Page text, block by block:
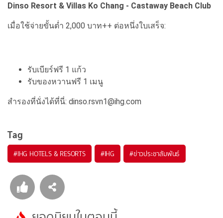
Dinso Resort & Villas Ko Chang - Castaway Beach Club
เมื่อใช้จ่ายขั้นต่ำ 2,000 บาท++ ต่อหนึ่งใบเสร็จ:
รับเบียร์ฟรี 1 แก้ว
รับของหวานฟรี 1 เมนู
สำรองที่นั่งได้ที่นี่: dinso.rsvn1@ihg.com
Tag
#IHG HOTELS & RESORTS #IHG #ข่าวประชาสัมพันธ์